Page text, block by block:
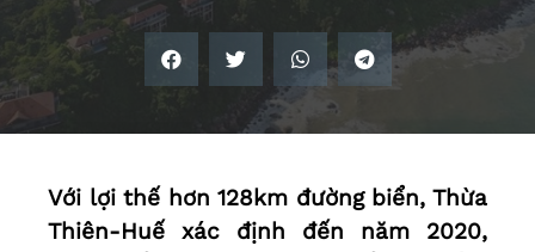
Với lợi thế hơn 128km đường biển, Thừa
Thiên-Huế xác định đến năm 2020,